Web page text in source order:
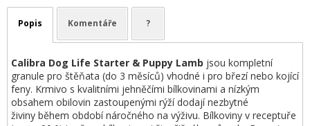
Popis Komentáře ?
Calibra Dog Life Starter & Puppy Lamb jsou kompletní
granule pro štěňata (do 3 měsíců) vhodné i pro březí nebo kojící
feny. Krmivo s kvalitními jehněčími bílkovinami a nízkým
obsahem obilovin zastoupenými rýží dodají nezbytné
živiny během období náročného na výživu. Bílkoviny v receptuře